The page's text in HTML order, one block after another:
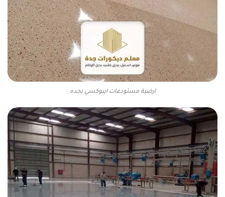
ارضية مستودعات ايبوكسي بجده